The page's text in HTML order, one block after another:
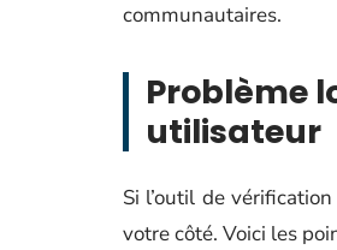
communautaires.
Problème
utilisateur
Si l’outil de
votre côté. Voici les